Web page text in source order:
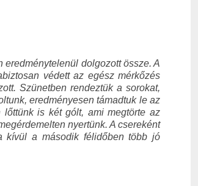
dolgozott össze. A
védett az egész mérkőzés
Szünetben rendeztük a sorokat,
eredményesen támadtuk le az
is két gólt, ami megtörte az
nyertünk. A csereként
kívül a második félidőben több jó